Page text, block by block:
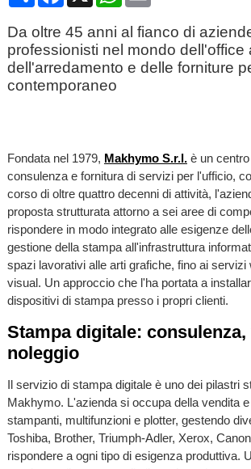
Da oltre 45 anni al fianco di
professionisti nel mondo dell'office
dell'arredamento e delle forniture
contemporaneo
Fondata nel 1979, Makhymo S.r.l. è un
consulenza e fornitura di servizi per l'ufficio,
corso di oltre quattro decenni di attività,
proposta strutturata attorno a sei aree di
rispondere in modo integrato alle esigenze
gestione della stampa all'infrastruttura
spazi lavorativi alle arti grafiche, fino ai servizi
visual. Un approccio che l'ha portata a
dispositivi di stampa presso i propri clienti.
Stampa digitale: consulenza,
noleggio
Il servizio di stampa digitale è uno dei pilastri
Makhymo. L'azienda si occupa della vendita
stampanti, multifunzioni e plotter, gestendo
Toshiba, Brother, Triumph-Adler, Xerox,
rispondere a ogni tipo di esigenza produttiva.